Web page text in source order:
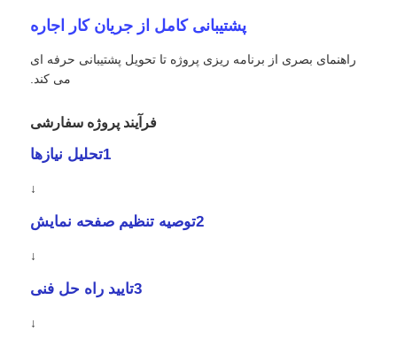
پشتیبانی کامل از جریان کار اجاره
راهنمای بصری از برنامه ریزی پروژه تا تحویل پشتیبانی حرفه ای
می کند.
فرآیند پروژه سفارشی
1تحلیل نیازها
↓
2توصیه تنظیم صفحه نمایش
↓
3تایید راه حل فنی
↓